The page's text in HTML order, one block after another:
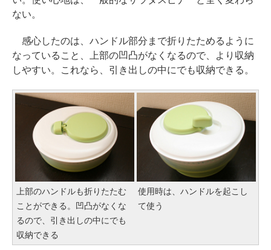
ない。
感心したのは、ハンドル部分まで折りたためるように
なっていること、上部の凹凸がなくなるので、より収納
しやすい。これなら、引き出しの中にでも収納できる。
上部のハンドルも折りたたむ
ことができる。凹凸がなくな
るので、引き出しの中にでも
収納できる
使用時は、ハンドルを起こし
て使う